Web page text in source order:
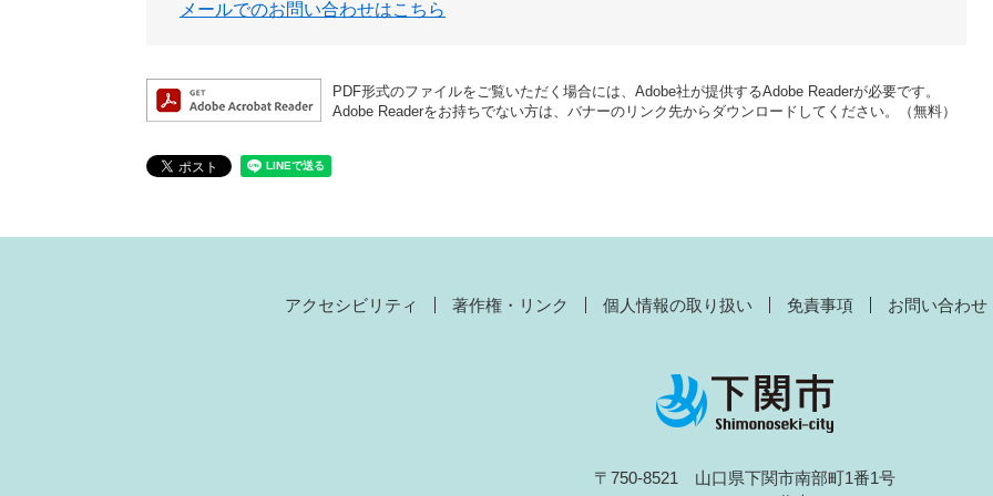
メールでのお問い合わせはこちら
PDF形式のファイルをご覧いただく場合には、Adobe社が提供するAdobe Readerが必要です。
Adobe Readerをお持ちでない方は、バナーのリンク先からダウンロードしてください。（無料）
アクセシビリティ 著作権・リンク 個人情報の取り扱い 免責事項 お問い合わせ
〒750-8521 山口県下関市南部町1番1号